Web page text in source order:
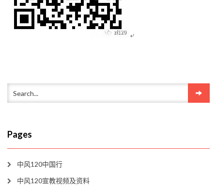
Pages
中风120中国行
中风120宣教视频及资料